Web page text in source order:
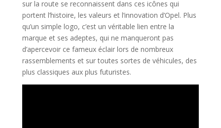
sur la route se reconnaissent dans ces icônes qui
portent l’histoire, les valeurs et l’innovation d’Opel. Plus
qu’un simple logo, c’est un véritable lien entre la
marque et ses adeptes, qui ne manqueront pas
d’apercevoir ce fameux éclair lors de nombreux
rassemblements et sur toutes sortes de véhicules, des
plus classiques aux plus futuristes.